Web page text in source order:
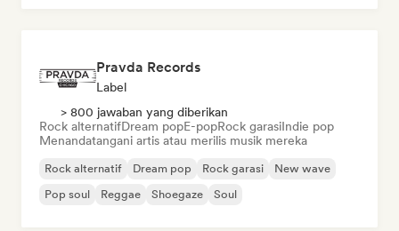
Pravda Records
Label
> 800 jawaban yang diberikan
Rock alternatifDream popE-popRock garasiIndie pop
Menandatangani artis atau merilis musik mereka
Rock alternatif Dream pop Rock garasi
New wave
Pop soul
Reggae Shoegaze Soul